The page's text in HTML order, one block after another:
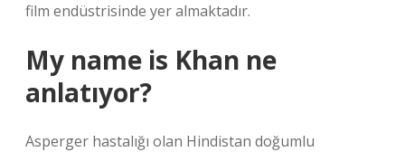
film endüstrisinde yer almaktadır.
My name is Khan ne
anlatıyor?
Asperger hastalığı olan Hindistan doğumlu